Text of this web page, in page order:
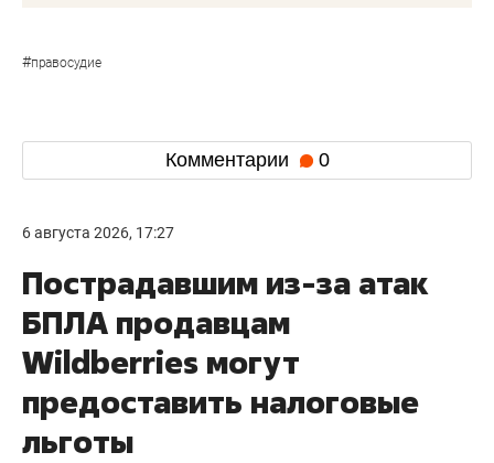
#правосудие
Комментарии 0
6 августа 2026, 17:27
Пострадавшим из-за атак
БПЛА продавцам
Wildberries могут
предоставить налоговые
льготы